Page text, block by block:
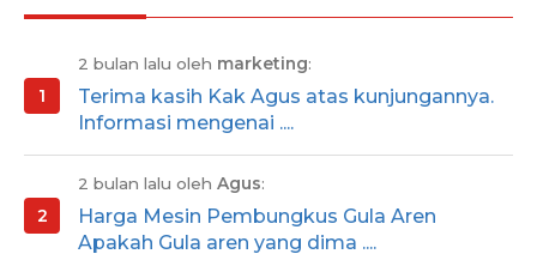
2 bulan lalu oleh marketing:
Terima kasih Kak Agus atas kunjungannya.
Informasi mengenai ....
2 bulan lalu oleh Agus:
Harga Mesin Pembungkus Gula Aren
Apakah Gula aren yang dima ....